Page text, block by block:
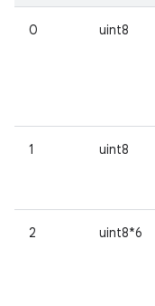
0 uint8
1 uint8
2 uint8*6